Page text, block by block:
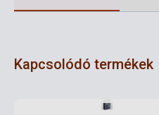
Kapcsolódó termékek